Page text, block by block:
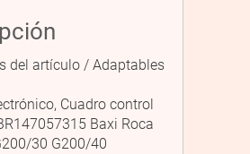
del artículo / Adaptables
Cuadro control
Baxi Roca
30 G200/40